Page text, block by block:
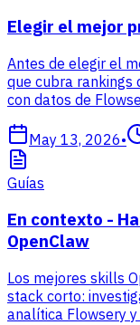
Elegir el mejor
Antes de elegir el
que cubra rankings
con datos de
May 13, 2026•
Guías
En contexto -
OpenClaw
Los mejores skills
stack corto:
analítica Flowsery